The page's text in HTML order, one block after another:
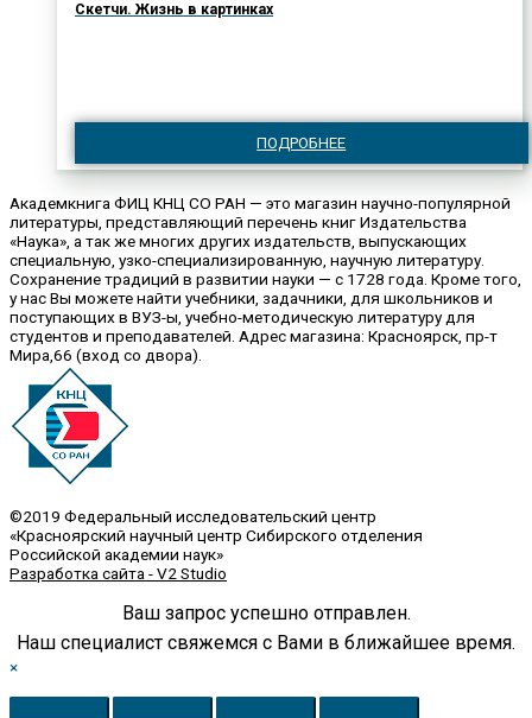
Скетчи. Жизнь в картинках
ПОДРОБНЕЕ
Академкнига ФИЦ КНЦ СО РАН — это магазин научно-популярной
литературы, представляющий перечень книг Издательства
«Наука», а так же многих других издательств, выпускающих
специальную, узко-специализированную, научную литературу.
Сохранение традиций в развитии науки — с 1728 года. Кроме того,
у нас Вы можете найти учебники, задачники, для школьников и
поступающих в ВУЗ-ы, учебно-методическую литературу для
студентов и преподавателей. Адрес магазина: Красноярск, пр-т
Мира,66 (вход со двора).
©2019 Федеральный исследовательский центр
«Красноярский научный центр Сибирского отделения
Российской академии наук»
Разработка сайта - V2 Studio
Ваш запрос успешно отправлен.
Наш специалист свяжемся с Вами в ближайшее время.
×